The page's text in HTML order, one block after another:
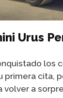
Urus
los
primera cita,
volver a